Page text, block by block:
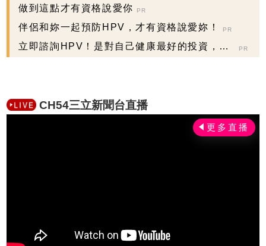
做到這點才有資格說愛你 PR
伴侶和妳一起預防HPV，才有資格說愛妳！ PR
立即諮詢HPV！是對自己健康最好的投資，把
PR
CH54三立新聞台直播